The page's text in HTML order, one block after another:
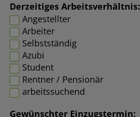
Derzeitiges Arbeitsverhältnis:
Angestellter
Arbeiter
Selbstständig
Azubi
Student
Rentner / Pensionär
arbeitssuchend
Gewünschter Einzugstermin: